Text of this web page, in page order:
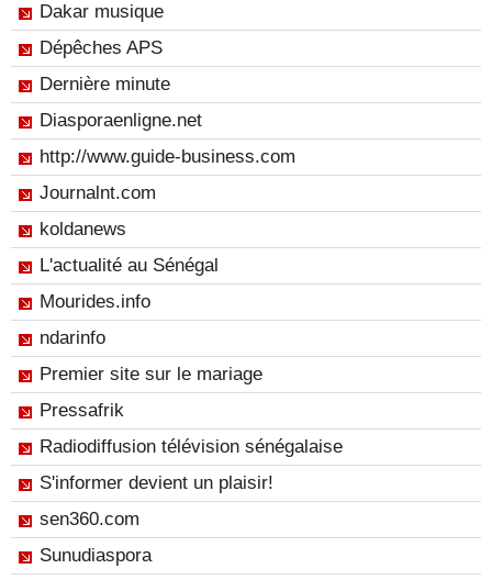
Dakar musique
Dépêches APS
Dernière minute
Diasporaenligne.net
http://www.guide-business.com
Journalnt.com
koldanews
L'actualité au Sénégal
Mourides.info
ndarinfo
Premier site sur le mariage
Pressafrik
Radiodiffusion télévision sénégalaise
S'informer devient un plaisir!
sen360.com
Sunudiaspora